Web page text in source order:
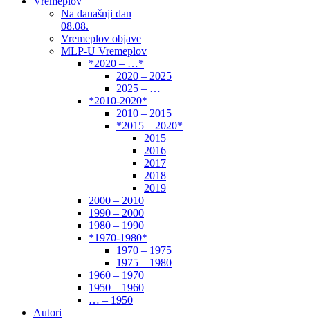
Na današnji dan
08.08.
Vremeplov objave
MLP-U Vremeplov
*2020 – …*
2020 – 2025
2025 – …
*2010-2020*
2010 – 2015
*2015 – 2020*
2015
2016
2017
2018
2019
2000 – 2010
1990 – 2000
1980 – 1990
*1970-1980*
1970 – 1975
1975 – 1980
1960 – 1970
1950 – 1960
… – 1950
Autori